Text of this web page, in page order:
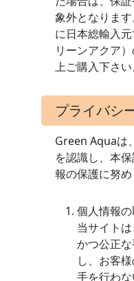
象外となりま
に日本総輸入
リーンアクア
上ご購入下さい
プライバシ
Green Aquaは
を認識し、本
報の保護に努め
個人情報
当サイト
かつ公正
し、お客
手を行わな